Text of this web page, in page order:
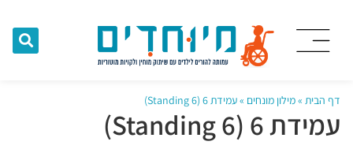
דף הבית »מילון מונחים »עמידת 6 (Standing 6)
עמידת 6 (Standing 6)